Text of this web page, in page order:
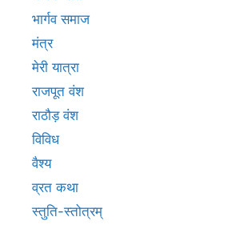
भार्गव समाज
मंत्र
मेरी यात्रा
राजपूत वंश
राठौड़ वंश
विविध
वैश्य
व्रत कथा
स्तुति-स्तोत्रम्